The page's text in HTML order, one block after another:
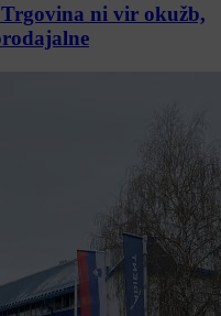
ni vir okužb,